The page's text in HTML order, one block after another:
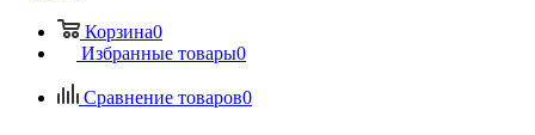
Корзина0
Избранные товары0
Сравнение товаров0